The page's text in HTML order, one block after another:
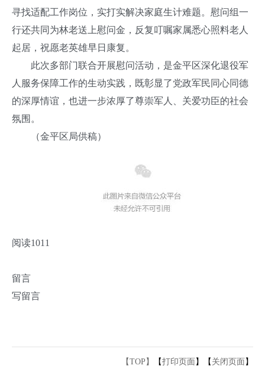
寻找适配工作岗位，实打实解决家庭生计难题。慰问组一
行还共同为林老送上慰问金，反复叮嘱家属悉心照料老人
起居，祝愿老英雄早日康复。
此次多部门联合开展慰问活动，是金平区深化退役军
人服务保障工作的生动实践，既彰显了党政军民同心同德
的深厚情谊，也进一步浓厚了尊崇军人、关爱功臣的社会
氛围。
（金平区局供稿）
阅读1011
留言
写留言
【TOP】 【打印页面 】【 关闭页面 】